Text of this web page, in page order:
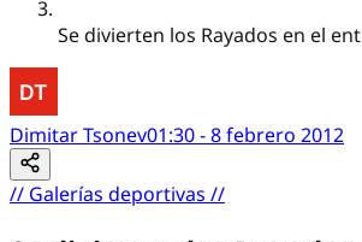
Se divierten los Rayados en el
Dimitar Tsonev01:30 - 8 febrero 2012
// Galerías deportivas //